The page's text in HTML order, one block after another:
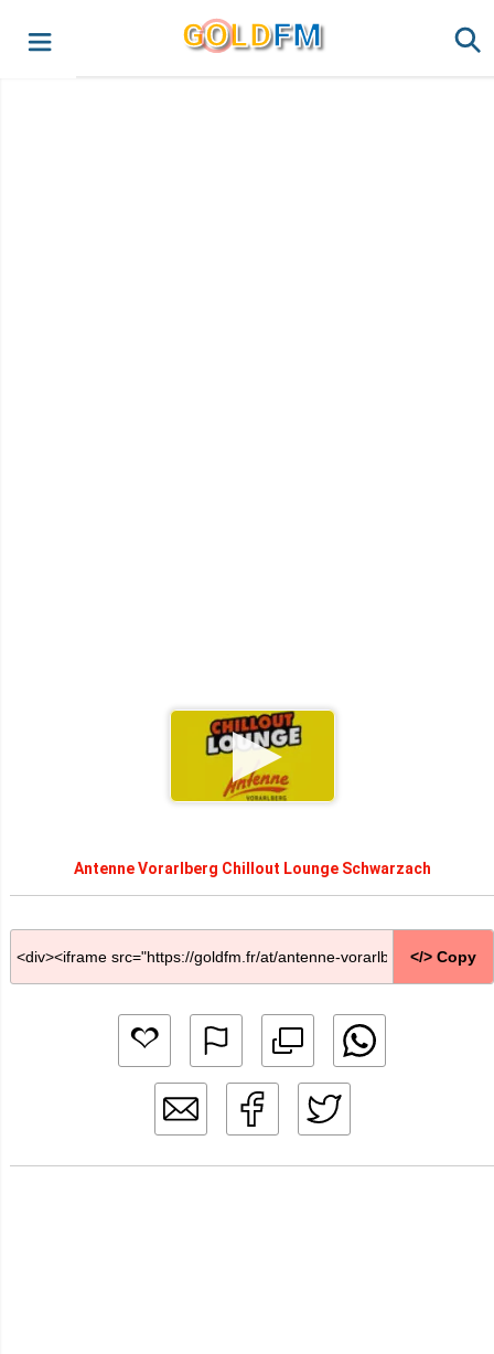
GOLDFM
Antenne Vorarlberg Chillout Lounge Schwarzach
</> Copy